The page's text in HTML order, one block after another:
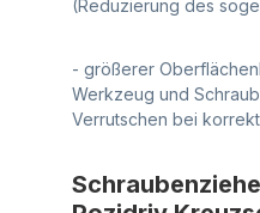
(Reduzierung des
- größerer
Werkzeug und
Verrutschen bei